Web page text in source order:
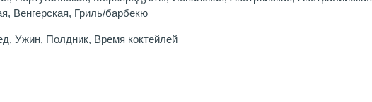
Венгерская, Гриль/барбекю
Ужин, Полдник, Время коктейлей